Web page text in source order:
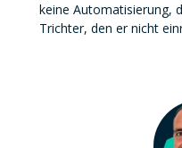
keine Automatisierung,
Trichter, den er nicht